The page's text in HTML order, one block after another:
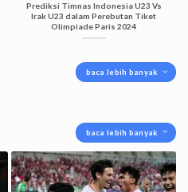
Prediksi Timnas Indonesia U23 Vs
Irak U23 dalam Perebutan Tiket
Olimpiade Paris 2024
baca lebih banyak
baca lebih banyak